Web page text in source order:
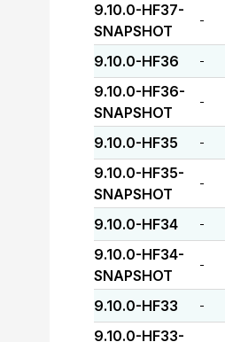
9.10.0-HF37-
SNAPSHOT
-
9.10.0-HF36 -
9.10.0-HF36-
SNAPSHOT
-
9.10.0-HF35 -
9.10.0-HF35-
SNAPSHOT
-
9.10.0-HF34 -
9.10.0-HF34-
SNAPSHOT
-
9.10.0-HF33 -
9.10.0-HF33-